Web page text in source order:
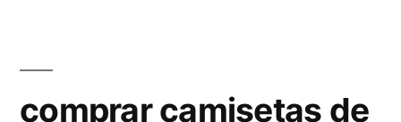
comprar camisetas de